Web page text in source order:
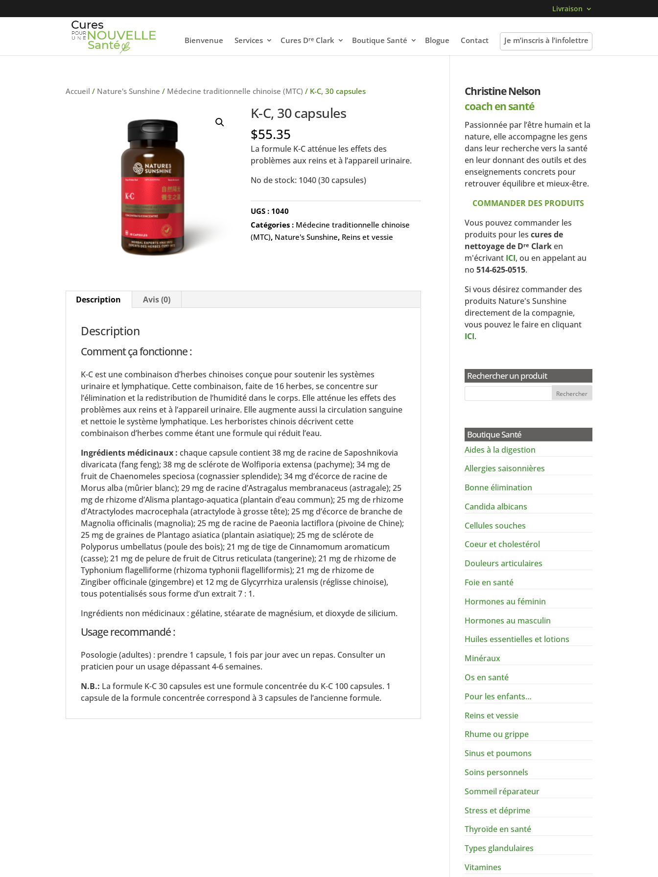
Livraison
Bienvenue Services Cures DreClark Boutique Santé Blogue Contact Je m’inscris à l’infolettre
Accueil / Nature's Sunshine / Médecine traditionnelle chinoise (MTC) / K-C, 30 capsules
K-C, 30 capsules
$55.35
La formule K-C atténue les effets des
problèmes aux reins et à l’appareil urinaire.
No de stock: 1040 (30 capsules)
UGS : 1040
Catégories : Médecine traditionnelle chinoise
(MTC), Nature's Sunshine, Reins et vessie
Description Avis (0)
Description
Comment ça fonctionne :
K-C est une combinaison d’herbes chinoises conçue pour soutenir les systèmes
urinaire et lymphatique. Cette combinaison, faite de 16 herbes, se concentre sur
l’élimination et la redistribution de l’humidité dans le corps. Elle atténue les effets des
problèmes aux reins et à l’appareil urinaire. Elle augmente aussi la circulation sanguine
et nettoie le système lymphatique. Les herboristes chinois décrivent cette
combinaison d’herbes comme étant une formule qui réduit l’eau.
Ingrédients médicinaux : chaque capsule contient 38 mg de racine de Saposhnikovia
divaricata (fang feng); 38 mg de sclérote de Wolfiporia extensa (pachyme); 34 mg de
fruit de Chaenomeles speciosa (cognassier splendide); 34 mg d’écorce de racine de
Morus alba (mûrier blanc); 29 mg de racine d’Astragalus membranaceus (astragale); 25
mg de rhizome d’Alisma plantago-aquatica (plantain d’eau commun); 25 mg de rhizome
d’Atractylodes macrocephala (atractylode à grosse tête); 25 mg d’écorce de branche de
Magnolia officinalis (magnolia); 25 mg de racine de Paeonia lactiflora (pivoine de Chine);
25 mg de graines de Plantago asiatica (plantain asiatique); 25 mg de sclérote de
Polyporus umbellatus (poule des bois); 21 mg de tige de Cinnamomum aromaticum
(casse); 21 mg de pelure de fruit de Citrus reticulata (tangerine); 21 mg de rhizome de
Typhonium flagelliforme (rhizoma typhonii flagelliformis); 21 mg de rhizome de
Zingiber officinale (gingembre) et 12 mg de Glycyrrhiza uralensis (réglisse chinoise),
tous potentialisés sous forme d’un extrait 7 : 1.
Ingrédients non médicinaux : gélatine, stéarate de magnésium, et dioxyde de silicium.
Usage recommandé :
Posologie (adultes) : prendre 1 capsule, 1 fois par jour avec un repas. Consulter un
praticien pour un usage dépassant 4-6 semaines.
N.B.: La formule K-C 30 capsules est une formule concentrée du K-C 100 capsules. 1
capsule de la formule concentrée correspond à 3 capsules de l’ancienne formule.
Christine Nelson
coach en santé
Passionnée par l’être humain et la
nature, elle accompagne les gens
dans leur recherche vers la santé
en leur donnant des outils et des
enseignements concrets pour
retrouver équilibre et mieux-être.
COMMANDER DES PRODUITS
Vous pouvez commander les
produits pour lescures de
nettoyage de Dre Clark en
m'écrivant ICI, ou en appelant au
no514-625-0515.
Si vous désirez commander des
produits Nature's Sunshine
directement de la compagnie,
vous pouvez le faire en cliquant
ICI.
Rechercher un produit
Boutique Santé
Aides à la digestion
Allergies saisonnières
Bonne élimination
Candida albicans
Cellules souches
Coeur et cholestérol
Douleurs articulaires
Foie en santé
Hormones au féminin
Hormones au masculin
Huiles essentielles et lotions
Minéraux
Os en santé
Pour les enfants…
Reins et vessie
Rhume ou grippe
Sinus et poumons
Soins personnels
Sommeil réparateur
Stress et déprime
Thyroïde en santé
Types glandulaires
Vitamines